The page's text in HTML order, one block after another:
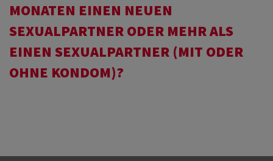
MONATEN EINEN NEUEN
SEXUALPARTNER ODER MEHR ALS
EINEN SEXUALPARTNER (MIT ODER
OHNE KONDOM)?